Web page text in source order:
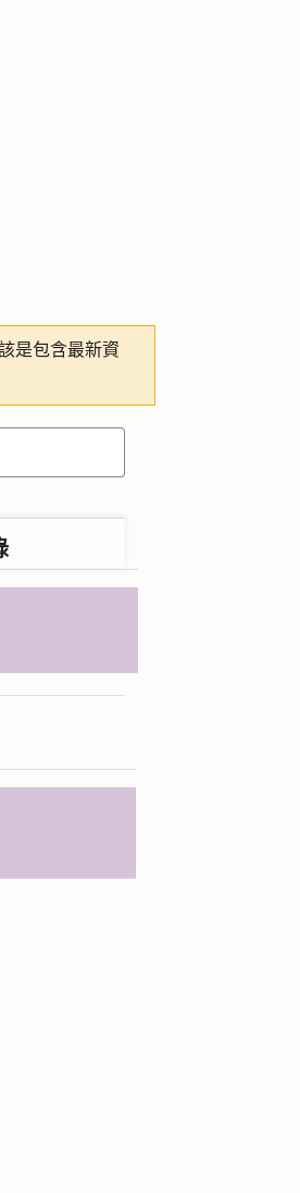
是包含最新資